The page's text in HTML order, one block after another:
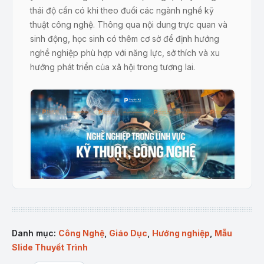
thái độ cần có khi theo đuổi các ngành nghề kỹ
thuật công nghệ. Thông qua nội dung trực quan và
sinh động, học sinh có thêm cơ sở để định hướng
nghề nghiệp phù hợp với năng lực, sở thích và xu
hướng phát triển của xã hội trong tương lai.
Kỹ Thuật, Công Nghệ
Mô tả sản phẩm:
Danh mục: Công Nghệ Giáo Dục Hướng nghiệp Mẫu
Slide Thuyết Trình